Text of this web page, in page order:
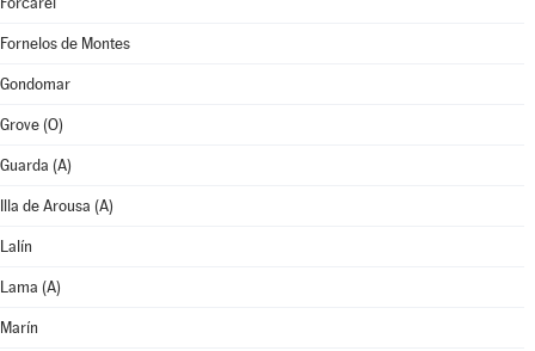
Fornelos de Montes
Gondomar
Grove (O)
Guarda (A)
Illa de Arousa (A)
Lalín
Lama (A)
Marín